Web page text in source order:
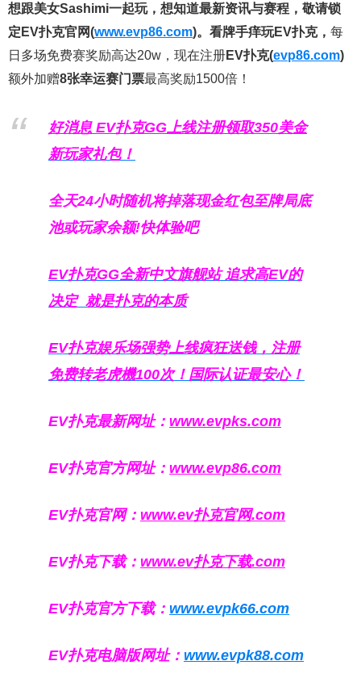
想跟美女Sashimi一起玩， 想知道最新资讯与赛程， 敬请锁
定EV扑克官网(www.evp86.com)。 看牌手痒玩EV扑克， 每
日多场免费赛奖励高达20w，现在注册EV扑克(evp86.com)
额外加赠8张幸运赛门票最高奖励1500倍！
好消息 EV扑克GG上线注册领取350美金
新玩家礼包！
全天24小时随机将掉落现金红包至牌局底
池或玩家余额!快体验吧
EV扑克GG全新中文旗舰站追求高EV的
决定 就是扑克的本质
EV扑克娱乐场强势上线疯狂送钱，注册
免费转老虎機100次！国际认证最安心！
EV扑克最新网址： www.evpks.com
EV扑克官方网址： www.evp86.com
EV扑克官网： www.ev扑克官网.com
EV扑克下载： www.ev扑克下载.com
EV扑克官方下载： www.evpk66.com
EV扑克电脑版网址： www.evpk88.com